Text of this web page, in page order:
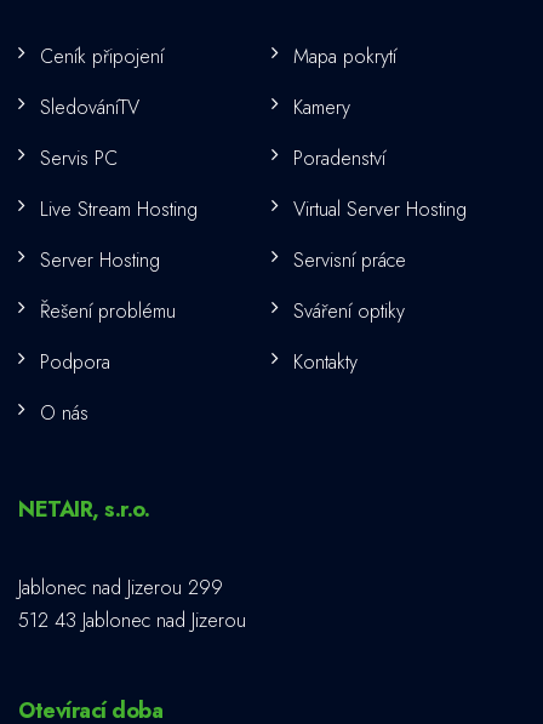
Ceník připojení
Mapa pokrytí
SledováníTV
Kamery
Servis PC
Poradenství
Live Stream Hosting
Virtual Server Hosting
Server Hosting
Servisní práce
Řešení problému
Sváření optiky
Podpora
Kontakty
O nás
NETAIR, s.r.o.
Jablonec nad Jizerou 299
512 43 Jablonec nad Jizerou
Otevírací doba